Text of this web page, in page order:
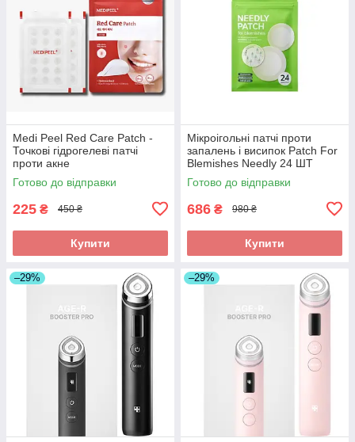
Medi Peel Red Care Patch -
Точкові гідрогелеві патчі
проти акне
Готово до відправки
225 ₴ 450 ₴
Купити
Мікроігольні патчі проти
запалень і висипок Patch For
Blemishes Needly 24 ШТ
Готово до відправки
686 ₴ 980 ₴
Купити
–29% –29%